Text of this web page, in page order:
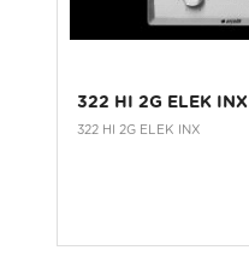
322 HI 2G ELEK INX
322 HI 2G ELEK INX